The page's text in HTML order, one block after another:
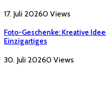
17. Juli 20260 Views
Foto-Geschenke: Kreative
Einzigartiges
30. Juli 20260 Views